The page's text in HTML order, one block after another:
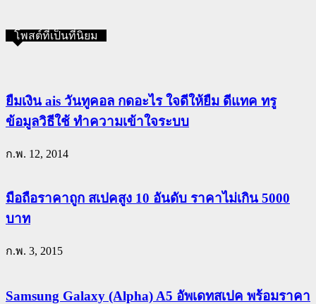
โพสต์ที่เป็นที่นิยม
ยืมเงิน ais วันทูคอล กดอะไร ใจดีให้ยืม ดีแทค ทรู
ข้อมูลวิธีใช้ ทำความเข้าใจระบบ
ก.พ. 12, 2014
มือถือราคาถูก สเปคสูง 10 อันดับ ราคาไม่เกิน 5000
บาท
ก.พ. 3, 2015
Samsung Galaxy (Alpha) A5 อัพเดทสเปค พร้อมราคา